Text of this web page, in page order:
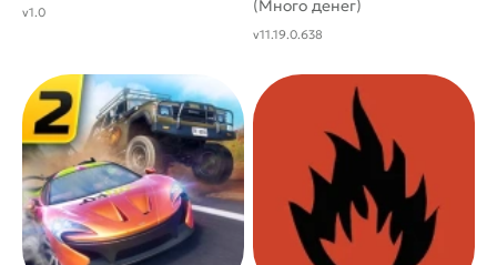
v1.0
(Много денег)
v11.19.0.638